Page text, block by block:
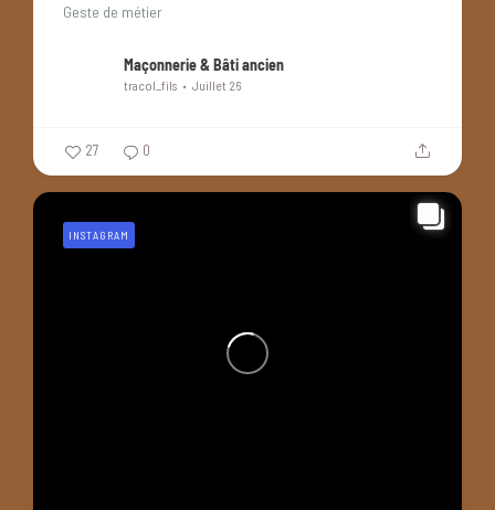
Geste de métier
Maçonnerie & Bâti ancien
tracol_fils Juillet 26
27 0
INSTAGRAM